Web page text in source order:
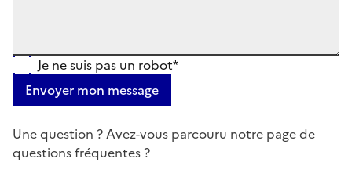
Je ne suis pas un robot*
Envoyer mon message
Une question ? Avez-vous parcouru notre page de
questions fréquentes ?